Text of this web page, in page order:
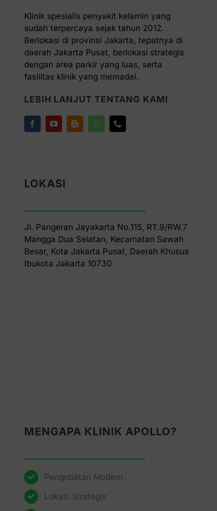
Klinik spesialis penyakit kelamin yang
sudah terpercaya sejak tahun 2012.
Berlokasi di provinsi Jakarta, tepatnya di
daerah Jakarta Pusat, berlokasi strategis
dengan area parkir yang luas, serta
fasilitas klinik yang memadai.
LEBIH LANJUT TENTANG KAMI
LOKASI
Jl. Pangeran Jayakarta No.115, RT.9/RW.7
Mangga Dua Selatan, Kecamatan Sawah
Besar, Kota Jakarta Pusat, Daerah Khusus
Ibukota Jakarta 10730
MENGAPA KLINIK APOLLO?
Pengobatan Modern
Lokasi Strategis